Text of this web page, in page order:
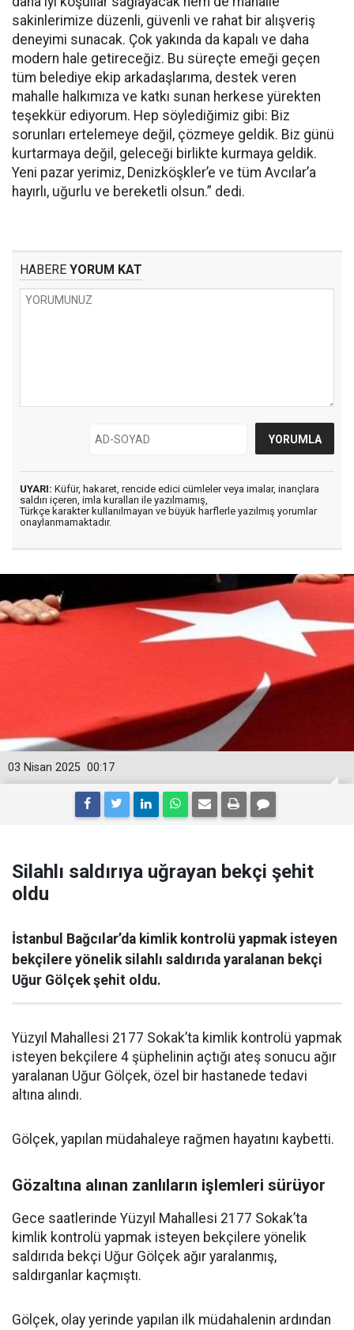
sakinlerimize düzenli, güvenli ve rahat bir alışveriş
deneyimi sunacak. Çok yakında da kapalı ve daha
modern hale getireceğiz. Bu süreçte emeği geçen
tüm belediye ekip arkadaşlarıma, destek veren
mahalle halkımıza ve katkı sunan herkese yürekten
teşekkür ediyorum. Hep söylediğimiz gibi: Biz
sorunları ertelemeye değil, çözmeye geldik. Biz günü
kurtarmaya değil, geleceği birlikte kurmaya geldik.
Yeni pazar yerimiz, Denizköşkler’e ve tüm Avcılar’a
hayırlı, uğurlu ve bereketli olsun.” dedi.
HABERE YORUM KAT
UYARI: Küfür, hakaret, rencide edici cümleler veya imalar, inançlara
saldırı içeren, imla kuralları ile yazılmamış,
Türkçe karakter kullanılmayan ve büyük harflerle yazılmış yorumlar
onaylanmamaktadır.
00:17
03 Nisan 2025
Silahlı saldırıya uğrayan bekçi şehit
oldu
İstanbul Bağcılar’da kimlik kontrolü yapmak isteyen
bekçilere yönelik silahlı saldırıda yaralanan bekçi
Uğur Gölçek şehit oldu.
Yüzyıl Mahallesi 2177 Sokak’ta kimlik kontrolü yapmak
isteyen bekçilere 4 şüphelinin açtığı ateş sonucu ağır
yaralanan Uğur Gölçek, özel bir hastanede tedavi
altına alındı.
Gölçek, yapılan müdahaleye rağmen hayatını kaybetti.
Gözaltına alınan zanlıların işlemleri sürüyor
Gece saatlerinde Yüzyıl Mahallesi 2177 Sokak’ta
kimlik kontrolü yapmak isteyen bekçilere yönelik
saldırıda bekçi Uğur Gölçek ağır yaralanmış,
saldırganlar kaçmıştı.
Gölçek, olay yerinde yapılan ilk müdahalenin ardından